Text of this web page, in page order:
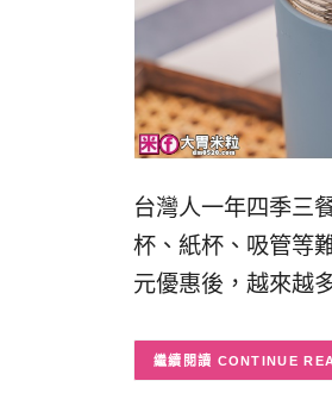
台灣人一年四季三
杯、紙杯、吸管等
元優惠後，越來越
CONTINUE